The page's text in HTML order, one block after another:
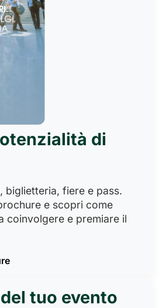
di
biglietteria, fiere e pass.
e scopri come
coinvolgere e premiare il
tuo evento